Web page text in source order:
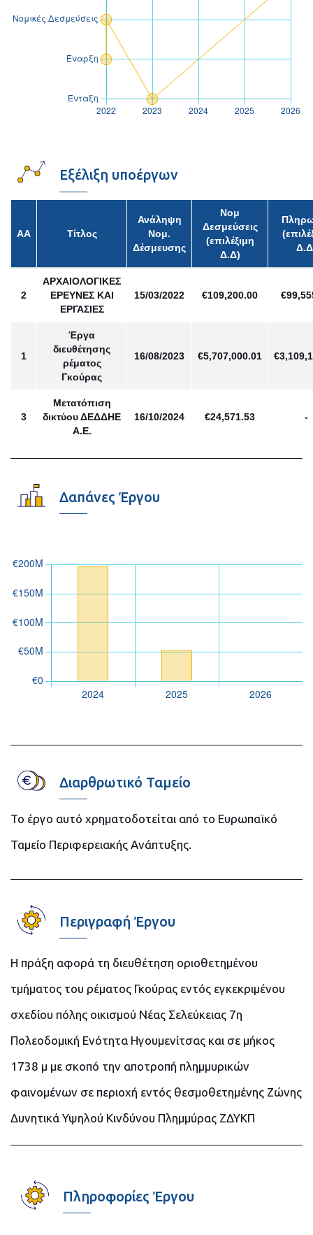
Εξέλιξη υποέργων
ΑΑ Τίτλος
Ανάληψη
Νομ.
Δέσμευσης
Νομ
Δεσμεύσεις
(επιλέξιμη
Δ.Δ)
2
ΑΡΧΑΙΟΛΟΓΙΚΕΣ
ΕΡΕΥΝΕΣ ΚΑΙ
ΕΡΓΑΣΙΕΣ
15/03/2022 €109,200.00
1
Έργα
διευθέτησης
ρέματος
Γκούρας
16/08/2023 €5,707,000.01
3
Μετατόπιση
δικτύου ΔΕΔΔΗΕ
Α.Ε.
16/10/2024 €24,571.53 -
Δαπάνες Έργου
Διαρθρωτικό Ταμείο
Το έργο αυτό χρηματοδοτείται από το Ευρωπαϊκό
Ταμείο Περιφερειακής Ανάπτυξης.
Περιγραφή Έργου
Η πράξη αφορά τη διευθέτηση οριοθετημένου
τμήματος του ρέματος Γκούρας εντός εγκεκριμένου
σχεδίου πόλης οικισμού Νέας Σελεύκειας 7η
Πολεοδομική Ενότητα Ηγουμενίτσας και σε μήκος
1738 μ με σκοπό την αποτροπή πλημμυρικών
φαινομένων σε περιοχή εντός θεσμοθετημένης Ζώνης
Δυνητικά Υψηλού Κινδύνου Πλημμύρας ΖΔΥΚΠ
Πληροφορίες Έργου